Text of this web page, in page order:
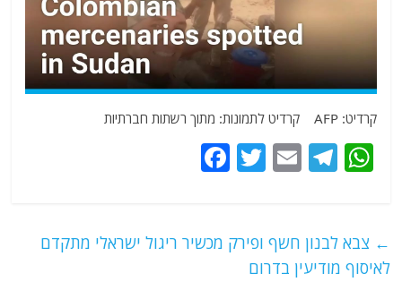
קרדיט: AFP קרדיט לתמונות: מתוך רשתות חברתיות
W
s
A
T
g
ra
E
l
T
er
e ← צבא לבנון חשף ופירק מכשיר ריגול ישראלי מתקדם
לאיסוף מודיעין בדרום